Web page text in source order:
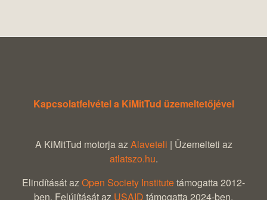
Kapcsolatfelvétel a KiMitTud üzemeltetőjével
A KiMitTud motorja az Alaveteli | Üzemelteti az
atlatszo.hu.
Elindítását az Open Society Institutetámogatta 2012-
ben. Felújítását az USAID támogatta 2024-ben.